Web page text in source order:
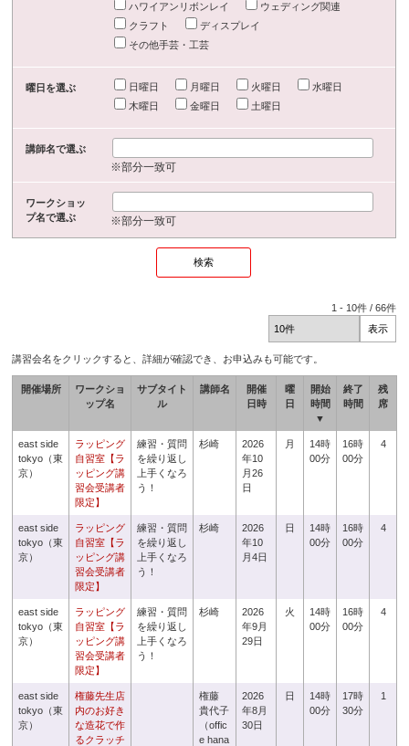
ハワイアンリボンレイ
ウェディング関連
クラフト
ディスプレイ
その他手芸・工芸
曜日を選ぶ 日曜日 月曜日 火曜日
水曜日
木曜日
金曜日 土曜日
講師名で選ぶ
※部分一致可
ワークショッ
プ名で選ぶ
※部分一致可
1 - 10件 /66件
講習会名をクリックすると、詳細が確認でき、お申込みも可能です。
開催場所
ワークショ
ップ名
サブタイト
ル
講師名
開催
日時
曜
日
開始
時間
▼
終了
時間
残
席
east side
tokyo（東
京）
ラッピング
自習室【ラ
ッピング講
習会受講者
限定】
練習・質問
を繰り返し
上手くなろ
う！
杉崎
2026
年10
月26
日
月
14時
00分
16時
00分
4
east side
tokyo（東
京）
ラッピング
自習室【ラ
ッピング講
習会受講者
限定】
練習・質問
を繰り返し
上手くなろ
う！
杉崎
2026
年10
月4日
日
14時
00分
16時
00分
4
east side
tokyo（東
京）
ラッピング
自習室【ラ
ッピング講
習会受講者
限定】
練習・質問
を繰り返し
上手くなろ
う！
杉崎
2026
年9月
29日
火
14時
00分
16時
00分
4
east side
tokyo（東
京）
権藤先生店
内のお好き
な造花で作
るクラッチ
権藤
貴代子
（offic
e hana
2026
年8月
30日
日
14時
00分
17時
30分
1